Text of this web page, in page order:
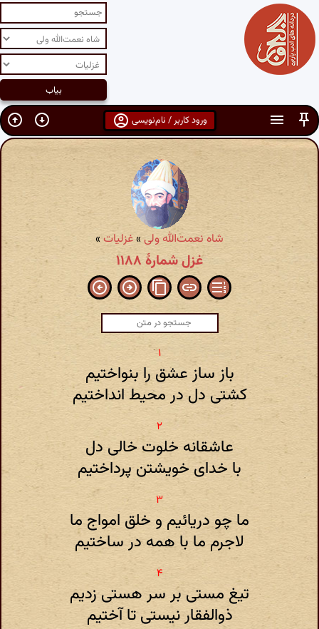
ورود کاربر / نام‌نویسی
شاه نعمت‌الله ولی»غزلیات»
غزل شمارهٔ ۱۱۸۸
باز ساز عشق را بنواختیم
کشتی دل در محیط انداختیم
عاشقانه خلوت خالی دل
با خدای خویشتن پرداختیم
ما چو دریائیم و خلق امواج ما
لاجرم ما با همه در ساختیم
تیغ مستی بر سر هستی زدیم
ذوالفقار نیستی تا آختیم